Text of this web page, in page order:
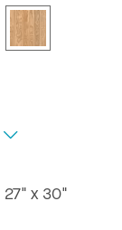
27" x 30"